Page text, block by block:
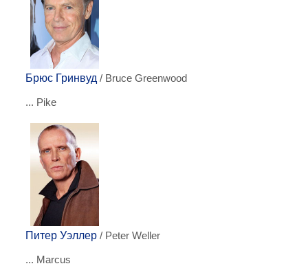
Брюс Гринвуд / Bruce Greenwood
... Pike
Питер Уэллер / Peter Weller
... Marcus